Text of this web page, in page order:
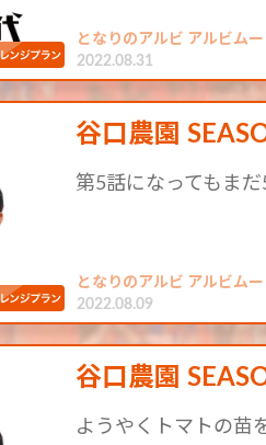
となりのアルビ アルビム
2022.08.31
谷口農園
第5話になってもま
となりのアルビ アルビム
2022.08.09
谷口農園
ようやくトマトの苗